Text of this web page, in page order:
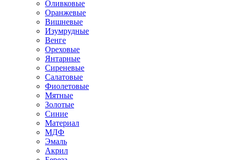
Оливковые
Оранжевые
Вишневые
Изумрудные
Венге
Ореховые
Янтарные
Сиреневые
Салатовые
Фиолетовые
Мятные
Золотые
Синие
Материал
МДФ
Эмаль
Акрил